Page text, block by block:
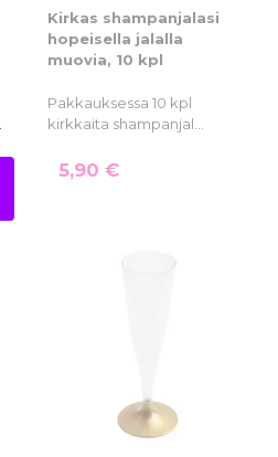
Kirkas shampanjalasi
hopeisella jalalla
muovia, 10 kpl
Pakkauksessa 10 kpl
kirkkaita shampanjal…
5,90 €